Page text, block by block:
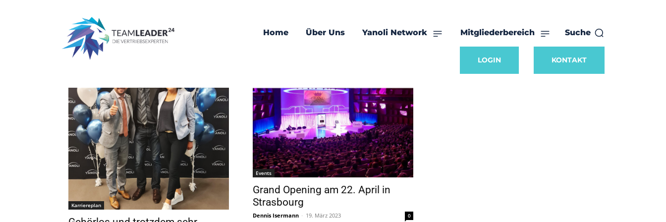
Home Über Uns Yanoli Network Mitgliederbereich Suche
LOGIN KONTAKT
Schlagworte
Tag: grand opening
Karriereplan
Events
Grand Opening am 22. April in
Strasbourg
Dennis Isermann - 19. März 2023 0